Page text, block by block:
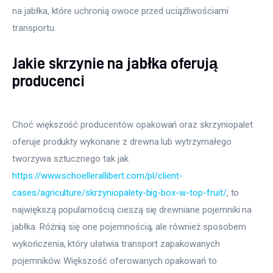
na jabłka, które uchronią owoce przed uciążliwościami
transportu.
Jakie skrzynie na jabłka oferują
producenci
Choć większość producentów opakowań oraz skrzyniopalet
oferuje produkty wykonane z drewna lub wytrzymałego
tworzywa sztucznego tak jak
https://www.schoellerallibert.com/pl/client-
cases/agriculture/skrzyniopalety-big-box-w-top-fruit/, to
największą popularnością cieszą się drewniane pojemniki na
jabłka. Różnią się one pojemnością, ale również sposobem
wykończenia, który ułatwia transport zapakowanych
pojemników. Większość oferowanych opakowań to